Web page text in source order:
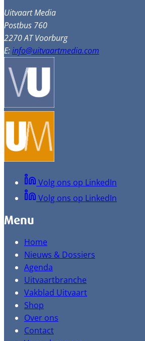
Uitvaart Media
Postbus 760
2270 AT Voorburg
E:info@uitvaartmedia.com
Volg ons op LinkedIn
Volg ons op LinkedIn
Menu
Home
Nieuws & Dossiers
Agenda
Uitvaartbranche
Vakblad Uitvaart
Shop
Over ons
Contact